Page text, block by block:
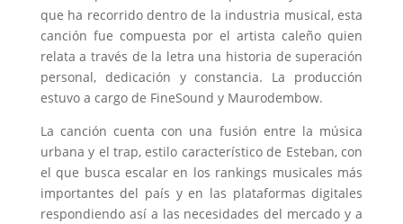
que ha recorrido dentro de la industria musical, esta
canción fue compuesta por el artista caleño quien
relata a través de la letra una historia de superación
personal, dedicación y constancia. La producción
estuvo a cargo de FineSound y Maurodembow.
La canción cuenta con una fusión entre la música
urbana y el trap, estilo característico de Esteban, con
el que busca escalar en los rankings musicales más
importantes del país y en las plataformas digitales
respondiendo así a las necesidades del mercado y a